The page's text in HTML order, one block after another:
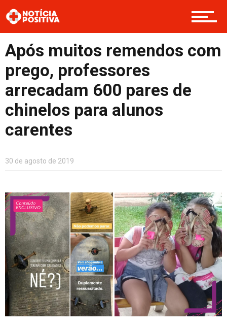
Opinião
Cultura
Entretenimento
Após muitos remendos com
prego, professores
arrecadam 600 pares de
chinelos para alunos
carentes
30 de agosto de 2019